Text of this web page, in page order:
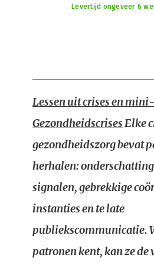
Levertijd ongeveer 6
Lessen uit crises en
GezondheidscrisesElke
gezondheidszorg bevat
herhalen:
signalen, gebrekkige
instanties en te late
publiekscommunicatie.
patronen kent, kan ze de